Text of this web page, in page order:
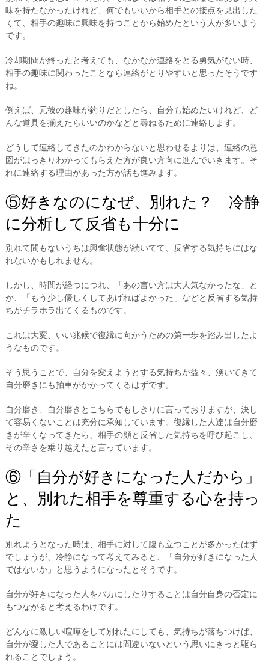
味を持たなかったけれど、何でもいいから相手との接点を見出した
くて、相手の趣味に興味を持つことから始めたという人が多いよう
です。
冷却期間が終ったと考えても、なかなか連絡をとる勇気がない時、
相手の趣味に関わったことなら連絡がとりやすいと思ったそうです
ね。
例えば、元彼の趣味が釣りだとしたら、自分も始めたいけれど、ど
んな道具を揃えたらいいのかなどと尋ねるために連絡します。
どうして連絡してきたのかわからないと思わせるよりは、連絡の意
図がはっきりわかってもらえた方が良い方向に進んでいきます。そ
れに連絡する理由があった方が話も進みます。
⑤好きなのになぜ、別れた？ 冷静
に分析して反省も十分に
別れて間もないうちは興奮状態が続いてて、反省する気持ちにはな
れないかもしれません。
しかし、時間が経つにつれ、「あの言い方は大人気なかったな」と
か、「もう少し優しくしてあげればよかった」などと反省する気持
ちがチラホラ出てくるものです。
これは大変、いい兆候で復縁に向かうための第一歩を踏み出したよ
うなものです。
そう思うことで、自分を変えようとする気持ちが益々、湧いてきて
自分磨きにも拍車がかかってくるはずです。
自分磨き、自分磨きとこちらでもしきりに言っておりますが、決し
て容易くないことは充分に承知しています。復縁した人達は自分磨
きが辛くなってきたら、相手の顔と反省した気持ちを呼び起こし、
その辛さを乗り越えたと言っています。
⑥「自分が好きになった人だから」
と、別れた相手を尊重する心を持っ
た
別れようとなった時は、相手に対して腹も立つことが多かったはず
でしょうが、冷静になって考えてみると、「自分が好きになった人
ではないか」と思うようになったとそうです。
自分が好きになった人をバカにしたりすることは自分自身の否定に
もつながると考えるわけです。
どんなに激しい喧嘩をして別れたにしても、気持ちが落ちつけば、
自分が愛した人であることには間違いないという思いにきっと駆ら
れることでしょう。